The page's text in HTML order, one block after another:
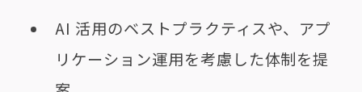
AI 活用のベストプラクティスや、アプ
リケーション運用を考慮した体制を提